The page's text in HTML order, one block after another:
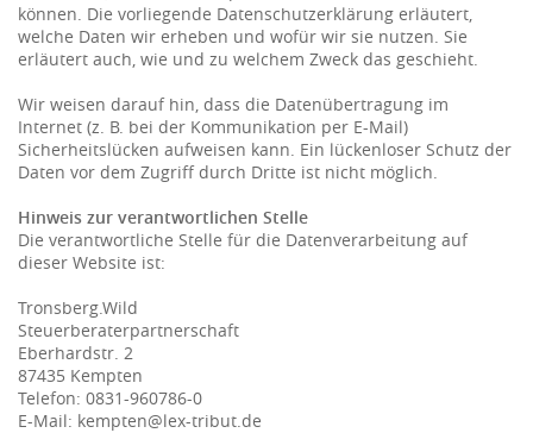
können. Die vorliegende Datenschutzerklärung erläutert,
welche Daten wir erheben und wofür wir sie nutzen. Sie
erläutert auch, wie und zu welchem Zweck das geschieht.
Wir weisen darauf hin, dass die Datenübertragung im
Internet (z. B. bei der Kommunikation per E-Mail)
Sicherheitslücken aufweisen kann. Ein lückenloser Schutz der
Daten vor dem Zugriff durch Dritte ist nicht möglich.
Hinweis zur verantwortlichen Stelle
Die verantwortliche Stelle für die Datenverarbeitung auf
dieser Website ist:
Tronsberg.Wild
Steuerberaterpartnerschaft
Eberhardstr. 2
87435 Kempten
Telefon: 0831-960786-0
E-Mail: kempten@lex-tribut.de